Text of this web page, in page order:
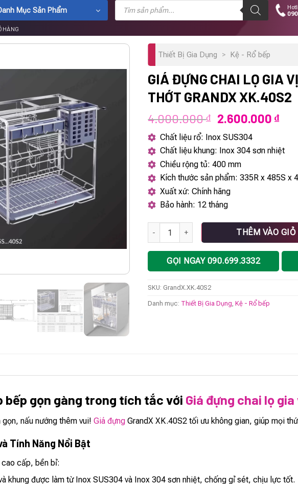
Mục Sản Phẩm
Tìm
kiếm
phẩm
HÀNG
Thiết Bị Gia Dụng > Kệ - Rổ bếp
GIÁ ĐỰNG CHAI LỌ GIA
THỚT GRANDX XK.40S2
4.000.000₫
Giá
gốc
là:
4.000.000 ₫.
2.600.000 ₫Giá
là:
Chất liệu rổ: Inox SUS304
Chất liệu khung: Inox 304 sơn nhiệt
Chiều rộng tủ: 400 mm
Kích thước sản phẩm: 335R x 485S x
Xuất xứ: Chính hãng
Bảo hành: 12 tháng
Giá đựng chai lọ gia vị dao thớt GrandX
THÊM VÀO GIỎ
GỌI NGAY 090.699.3332
SKU:GrandX.XK.40S2
Danh mục: Thiết Bị Gia Dụng,Kệ - Rổ bếp
bếp gọn gàng trong tích tắc với Giá đựng chai lọ
gọn, nấu nướng thêm vui!Giá đựng GrandX XK.40S2 tối ưu không gian, giúp mọi
Tính Năng Nổi Bật
cấp, bền bỉ:
khung được làm từ Inox SUS304 và Inox 304 sơn nhiệt, chống gỉ sét, chịu lực tốt.